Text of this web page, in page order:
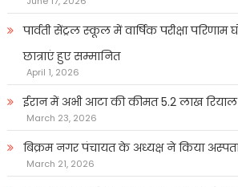
पार्वती सेंट्रल स्कूल में वार्षिक परीक्षा परिणाम
छात्राएं हुए सम्मानित
April 1, 2026
ईरान में अभी आटा की कीमत 5.2 लाख रियाल
March 23, 2026
बिक्रम नगर पंचायत के अध्यक्ष ने किया
March 21, 2026